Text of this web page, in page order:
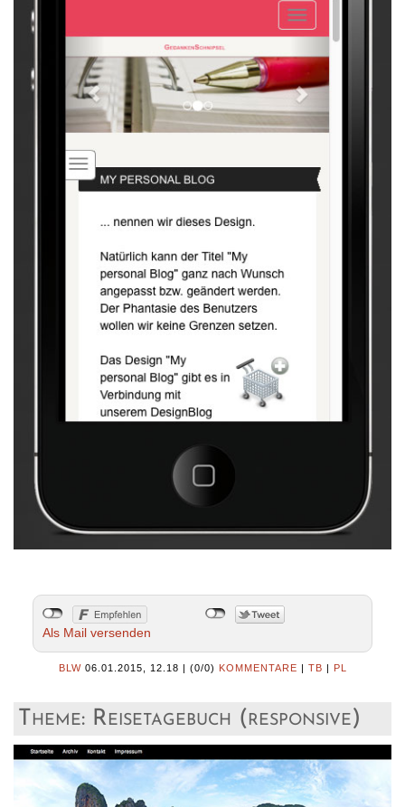
Als Mail versenden
BLW 06.01.2015, 12.18 | (0/0) KOMMENTARE | TB | PL
Theme: Reisetagebuch (responsive)